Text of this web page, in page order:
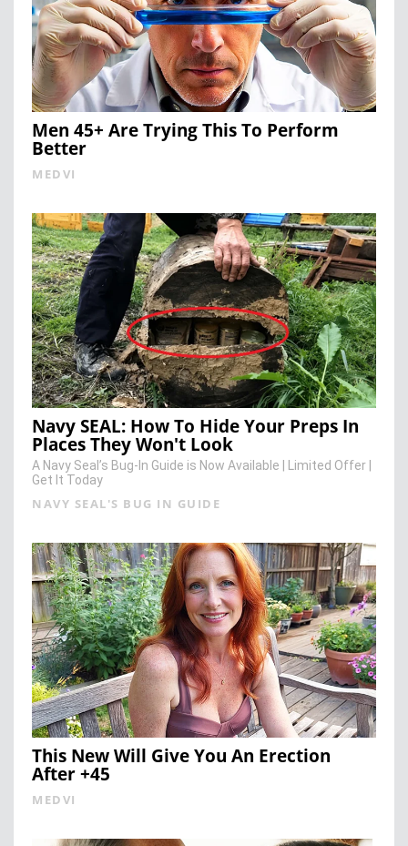
Men 45+ Are Trying This To Perform
Better
MEDVI
Navy SEAL: How To Hide Your Preps In
Places They Won't Look
A Navy Seal’s Bug-In Guide is Now Available | Limited Offer |
Get It Today
NAVY SEAL'S BUG IN GUIDE
This New Will Give You An Erection
After +45
MEDVI